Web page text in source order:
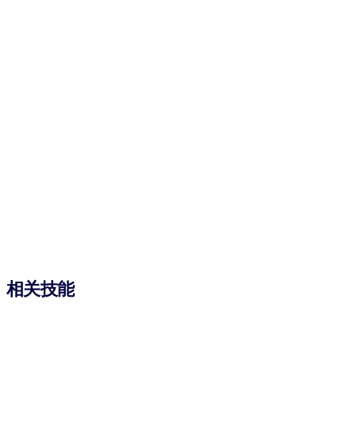
相关技能